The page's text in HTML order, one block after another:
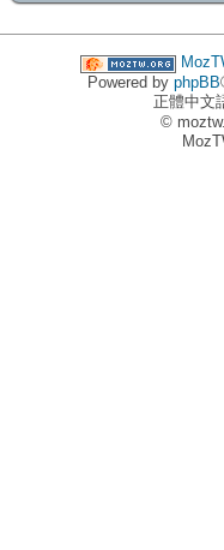
Powered by phpBB
正體中文
©